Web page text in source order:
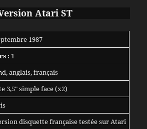
Atari ST
1987
: 1
anglais, français
3,5″ simple face (x2)
disquette française testée sur Atari